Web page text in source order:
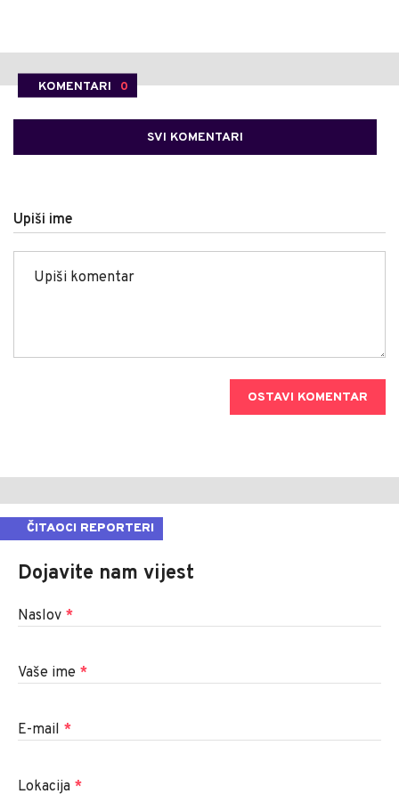
KOMENTARI 0
SVI KOMENTARI
Upiši ime
OSTAVI KOMENTAR
ČITAOCI REPORTERI
Dojavite nam vijest
Naslov *
Vaše ime *
E-mail *
Lokacija *